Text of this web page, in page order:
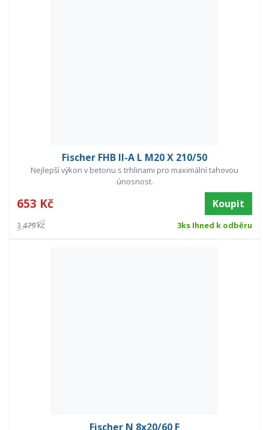
Fischer FHB II-A L M20 X 210/50
Nejlepší výkon v betonu s trhlinami pro maximální tahovou
únosnost.
653 Kč Koupit
3 479 Kč 3ks Ihned k odběru
Fischer N 8x20/60 F